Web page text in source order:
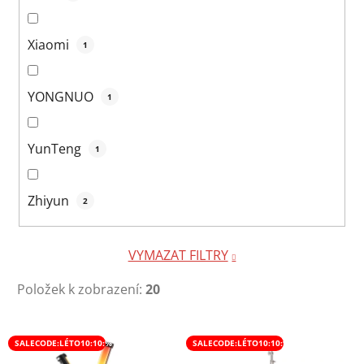
Xiaomi 1
YONGNUO 1
YunTeng 1
Zhiyun 2
VYMAZAT FILTRY
Položek k zobrazení: 20
V
ý
SALECODE:LÉTO10:10:% SALECODE:LÉTO10:10:%